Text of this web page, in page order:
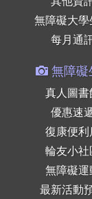
無障礙大學
每月通
無障礙
真人圖書
優惠速
復康便利
輪友小社
無障礙運
最新活動